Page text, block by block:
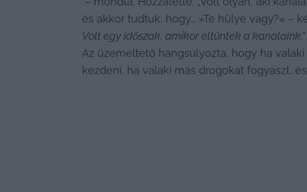
és akkor tudtuk, hogy… »Te hülye vagy?« –
Volt egy időszak, amikor eltűntek a kanalaink.”
Az üzemeltető hangsúlyozta, hogy ha
kezdeni, ha valaki más drogokat fogyaszt,